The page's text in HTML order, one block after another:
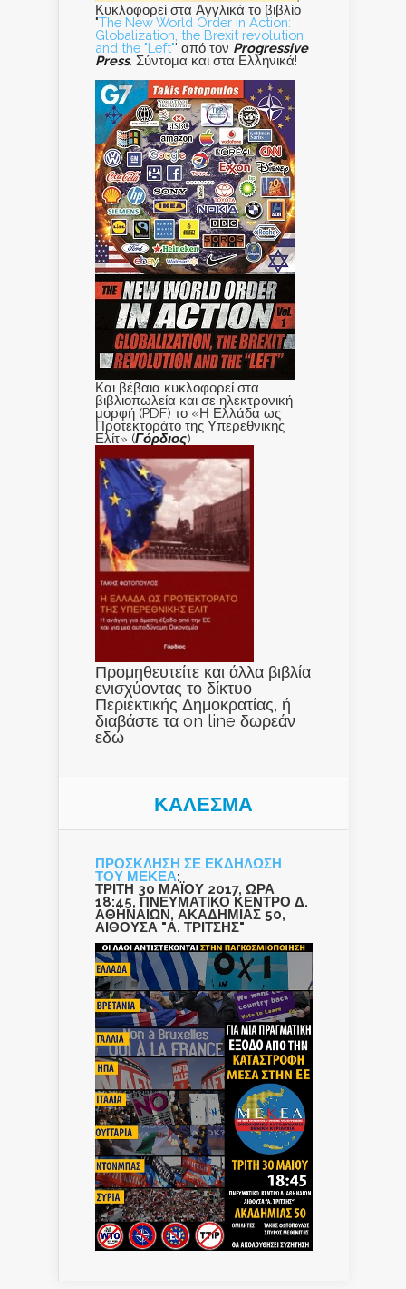
Κυκλοφορεί στα Αγγλικά το βιβλίο
"The New World Order in Action:
Globalization, the Brexit revolution
and the "Left"' από τον Progressive
Press. Σύντομα και στα Ελληνικά!
Και βέβαια κυκλοφορεί στα
βιβλιοπωλεία και σε ηλεκτρονική
μορφή (PDF) το «Η Ελλάδα ως
Προτεκτοράτο της Υπερεθνικής
Ελίτ» (Γόρδιος)
Προμηθευτείτε και άλλα βιβλία
ενισχύοντας το δίκτυο
Περιεκτικής Δημοκρατίας, ή
διαβάστε τα on line δωρεάν
εδώ
ΚΑΛΕΣΜΑ
ΠΡΟΣΚΛΗΣΗ ΣΕ ΕΚΔΗΛΩΣΗ
ΤΟΥ ΜΕΚΕΑ:
ΤΡΙΤΗ 30 ΜΑΪΟΥ 2017, ΩΡΑ
18:45, ΠΝΕΥΜΑΤΙΚΟ ΚΕΝΤΡΟ Δ.
ΑΘΗΝΑΙΩΝ, ΑΚΑΔΗΜΙΑΣ 50,
ΑΙΘΟΥΣΑ "Α. ΤΡΙΤΣΗΣ"